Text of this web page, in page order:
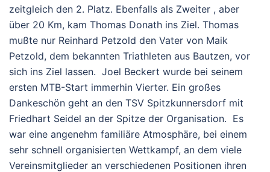
zeitgleich den 2. Platz. Ebenfalls als Zweiter , aber
über 20 Km, kam Thomas Donath ins Ziel. Thomas
mußte nur Reinhard Petzold den Vater von Maik
Petzold, dem bekannten Triathleten aus Bautzen, vor
sich ins Ziel lassen. Joel Beckert wurde bei seinem
ersten MTB-Start immerhin Vierter. Ein großes
Dankeschön geht an den TSV Spitzkunnersdorf mit
Friedhart Seidel an der Spitze der Organisation. Es
war eine angenehm familiäre Atmosphäre, bei einem
sehr schnell organisierten Wettkampf, an dem viele
Vereinsmitglieder an verschiedenen Positionen ihren